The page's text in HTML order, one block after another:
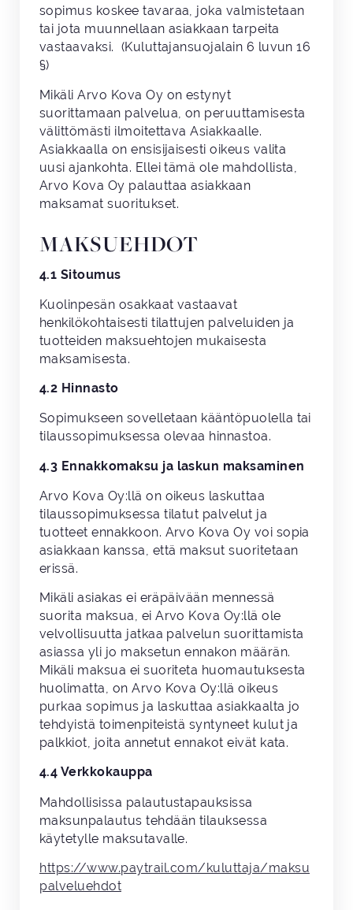
sopimus koskee tavaraa, joka valmistetaan
tai jota muunnellaan asiakkaan tarpeita
vastaavaksi. (Kuluttajansuojalain 6 luvun 16
§)
Mikäli Arvo Kova Oy on estynyt
suorittamaan palvelua, on peruuttamisesta
välittömästi ilmoitettava Asiakkaalle.
Asiakkaalla on ensisijaisesti oikeus valita
uusi ajankohta. Ellei tämä ole mahdollista,
Arvo Kova Oy palauttaa asiakkaan
maksamat suoritukset.
MAKSUEHDOT
4.1 Sitoumus
Kuolinpesän osakkaat vastaavat
henkilökohtaisesti tilattujen palveluiden ja
tuotteiden maksuehtojen mukaisesta
maksamisesta.
4.2 Hinnasto
Sopimukseen sovelletaan kääntöpuolella tai
tilaussopimuksessa olevaa hinnastoa.
4.3 Ennakkomaksu ja laskun maksaminen
Arvo Kova Oy:llä on oikeus laskuttaa
tilaussopimuksessa tilatut palvelut ja
tuotteet ennakkoon. Arvo Kova Oy voi sopia
asiakkaan kanssa, että maksut suoritetaan
erissä.
Mikäli asiakas ei eräpäivään mennessä
suorita maksua, ei Arvo Kova Oy:llä ole
velvollisuutta jatkaa palvelun suorittamista
asiassa yli jo maksetun ennakon määrän.
Mikäli maksua ei suoriteta huomautuksesta
huolimatta, on Arvo Kova Oy:llä oikeus
purkaa sopimus ja laskuttaa asiakkaalta jo
tehdyistä toimenpiteistä syntyneet kulut ja
palkkiot, joita annetut ennakot eivät kata.
4.4 Verkkokauppa
Mahdollisissa palautustapauksissa
maksunpalautus tehdään tilauksessa
käytetylle maksutavalle.
https://www.paytrail.com/kuluttaja/maksu
palveluehdot